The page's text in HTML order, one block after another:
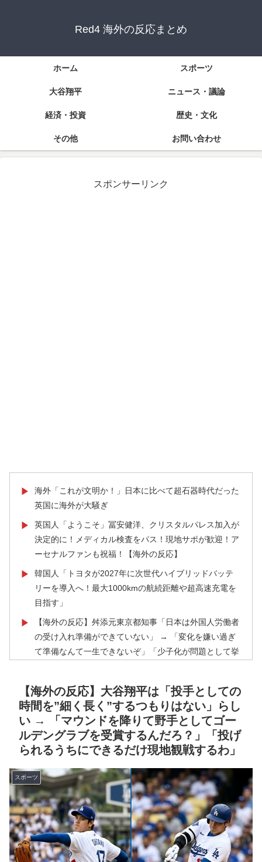
Red4 海外の反応まとめ
ホーム スポーツ
大谷翔平 ニュース・議論
経済・投資 歴史・文化
その他 お問い合わせ
スポンサーリンク
▶
海外「これが文明か！」日本に比べて超石器時代だった
英国に海外が大騒ぎ
▶
英国人「ようこそ」冨安健洋、クリスタルパレス加入が
決定的に！メディカル検査をパス！現地サポが歓迎！ア
ーセナルファンも祝福！【海外の反応】
▶
韓国人「トヨタが2027年に次世代ハイブリッドバッテ
リーを導入へ！最大1000kmの航続距離や超高速充電を
目指す」
▶
【海外の反応】舛添元東京都知事「日本は外国人労働者
の受け入れ準備ができていない」 → 「変化を嫌い過ぎ
て準備なんて一生できないぞ」「少子化が問題として挙
▶ 韓国人「日本の女子高生のセーラー服と外国人観光客の
関係性」
▶
韓国人「台風接近中だけど日本には台風クラブというの
があったんだね」
▶ 海外「世界で日本を死守するぞ！」 日本の消防署を訪
れたちびっ子集団が世界をメロメロに
▶ 外国人「お前ら日本のアルフォートというチョコレート
知ってる？」
▶ 【画像】フジテレビ2026入社新人アナウンサーwww
▶ 英国人「ようこそ」冨安健洋、クリスタルパレス加入が
決定的に！メディカル検査をパス！現地サポが歓迎！ア
【海外の反応】大谷翔平は「投手としての
時間を”細く長く”するつもりはない」らし
い → 「マウンドを降りて野手としてゴー
ルデングラブを受賞するんだろ？」「投げ
られるうちにできるだけ現地観戦するわ」
スポーツ